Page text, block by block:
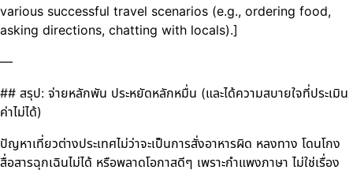
various successful travel scenarios (e.g., ordering food,
asking directions, chatting with locals).]
—
## สรุป: จ่ายหลักพัน ประหยัดหลักหมื่น (และได้ความสบายใจที่ประเมิน
ค่าไม่ได้)
ปัญหาเที่ยวต่างประเทศไม่ว่าจะเป็นการสั่งอาหารผิด หลงทาง โดนโกง
สื่อสารฉุกเฉินไม่ได้ หรือพลาดโอกาสดีๆ เพราะกำแพงภาษา ไม่ใช่เรื่อง